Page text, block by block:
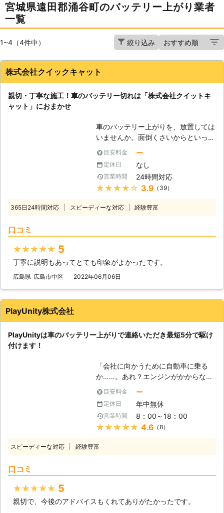
宮城県遠田郡涌谷町のバッテリー上がり業者
一覧
1~4（4件中） 絞り込み
株式会社クイックキャット
親切・丁寧な施工！車のバッテリー切れは「株式会社クイットキ
ャット」におまかせ
車のバッテリー上がりを、放置しては
いませんか。面倒くさいからといって
バッテリー上がりを放置してしまう
と、タンク内のガソリンが固まって詰
まりを引き起こす恐れがあります。そ
のため、車のバッテリー上がりはすぐ
にでも解消する必要があるのです。
きは、「株式会社クイックキャット」
てしまったからです。車のエンジンは
バッテリー内の電気を利用して動きだ
って動かなくなってしまいます。
できます 車のバッテリーが上がって
しまったことに気づくのは、車を運転
しようとしたけれどうんともすんとも
動かないときです。実際に運転をしよ
うとしたその瞬間に気が付くので、時
間的に余裕がないことも多いでしょ
う。 そんなときこそ、弊社「株式会
社クイックキャット」の出番です！弊
えて準備しているからこそ、お客様か
30分で対応できるので、バッテリー
目安料金 ー
定休日 なし
営業時間 24時間対応
★★★★★ 3.9 （39）
365日24時間対応 スピーディーな対応 経験豊富
口コミ
★★★★★ 5
丁寧に説明もあってとても印象がよかったです。
広島県 広島市中区 2022年06月06日
PlayUnity株式会社
PlayUnityは車のバッテリー上がりで連絡いただき最短5分で駆け
付けます！
「会社に向かうために自動車に乗る
か……。あれ？エンジンがかからな
い！」 出勤前に車が動かないと、焦
りますよね。当たり前のように動くと
思っていたので、今から電車で会社に
行こうにも、遅刻してしまうかもしれ
ません。「どうせ遅刻するなら、車が
なときは弊社「PlayUnity」が高速で
社は、多くのスタッフを至る所に配置
目安料金 ー
定休日 年中無休
営業時間 8：00～18：00
★★★★★ 4.6 （8）
スピーディーな対応 経験豊富
口コミ
★★★★★ 5
親切で、今後のアドバイスもくれてありがたかったです。